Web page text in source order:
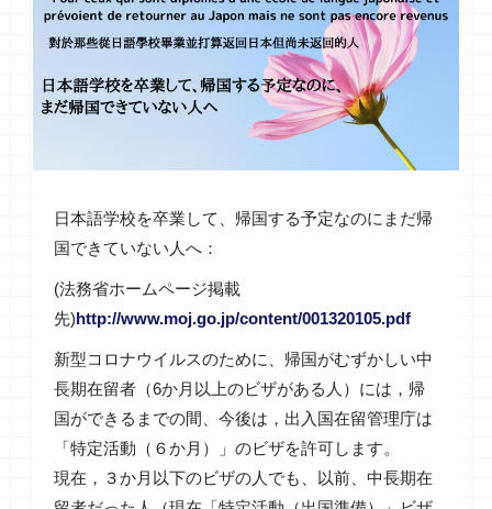
日本語学校を卒業して、帰国する予定なのにまだ帰
国できていない人へ：
(法務省ホームページ掲載
先)http://www.moj.go.jp/content/001320105.pdf
新型コロナウイルスのために、帰国がむずかしい中
長期在留者（6か月以上のビザがある人）には，帰
国ができるまでの間、今後は， 出入国在留管理庁は
「特定活動（６か月）」のビザを許可します。
現在，３か月以下のビザの人でも、以前、中長期在